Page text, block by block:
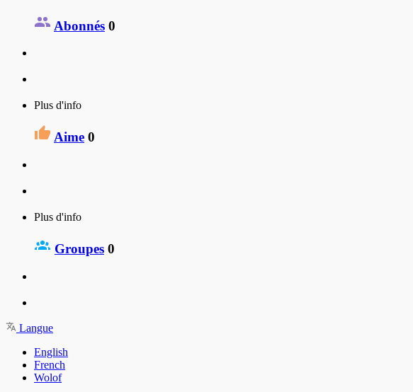
Abonnés 0
Plus d'info
Aime 0
Plus d'info
Groupes 0
Langue
English
French
Wolof